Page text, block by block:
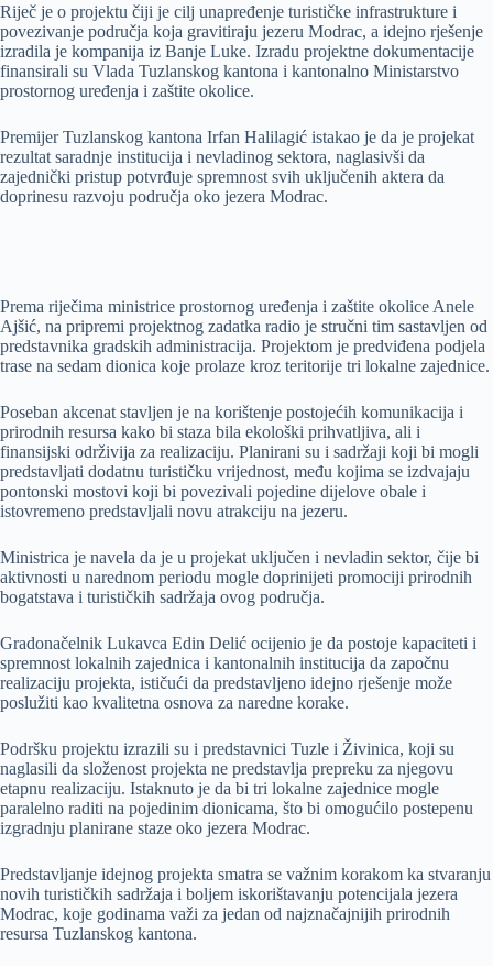
Riječ je o projektu čiji je cilj unapređenje turističke infrastrukture i
povezivanje područja koja gravitiraju jezeru Modrac, a idejno rješenje
izradila je kompanija iz Banje Luke. Izradu projektne dokumentacije
finansirali su Vlada Tuzlanskog kantona i kantonalno Ministarstvo
prostornog uređenja i zaštite okolice.
Premijer Tuzlanskog kantona Irfan Halilagić istakao je da je projekat
rezultat saradnje institucija i nevladinog sektora, naglasivši da
zajednički pristup potvrđuje spremnost svih uključenih aktera da
doprinesu razvoju područja oko jezera Modrac.
Prema riječima ministrice prostornog uređenja i zaštite okolice Anele
Ajšić, na pripremi projektnog zadatka radio je stručni tim sastavljen od
predstavnika gradskih administracija. Projektom je predviđena podjela
trase na sedam dionica koje prolaze kroz teritorije tri lokalne zajednice.
Poseban akcenat stavljen je na korištenje postojećih komunikacija i
prirodnih resursa kako bi staza bila ekološki prihvatljiva, ali i
finansijski održivija za realizaciju. Planirani su i sadržaji koji bi mogli
predstavljati dodatnu turističku vrijednost, među kojima se izdvajaju
pontonski mostovi koji bi povezivali pojedine dijelove obale i
istovremeno predstavljali novu atrakciju na jezeru.
Ministrica je navela da je u projekat uključen i nevladin sektor, čije bi
aktivnosti u narednom periodu mogle doprinijeti promociji prirodnih
bogatstava i turističkih sadržaja ovog područja.
Gradonačelnik Lukavca Edin Delić ocijenio je da postoje kapaciteti i
spremnost lokalnih zajednica i kantonalnih institucija da započnu
realizaciju projekta, ističući da predstavljeno idejno rješenje može
poslužiti kao kvalitetna osnova za naredne korake.
Podršku projektu izrazili su i predstavnici Tuzle i Živinica, koji su
naglasili da složenost projekta ne predstavlja prepreku za njegovu
etapnu realizaciju. Istaknuto je da bi tri lokalne zajednice mogle
paralelno raditi na pojedinim dionicama, što bi omogućilo postepenu
izgradnju planirane staze oko jezera Modrac.
Predstavljanje idejnog projekta smatra se važnim korakom ka stvaranju
novih turističkih sadržaja i boljem iskorištavanju potencijala jezera
Modrac, koje godinama važi za jedan od najznačajnijih prirodnih
resursa Tuzlanskog kantona.